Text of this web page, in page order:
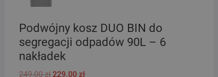
Podwójny kosz DUO BIN do
segregacji odpadów 90L – 6
nakładek
249.00zł Pierwotna
229.00 złAktualna